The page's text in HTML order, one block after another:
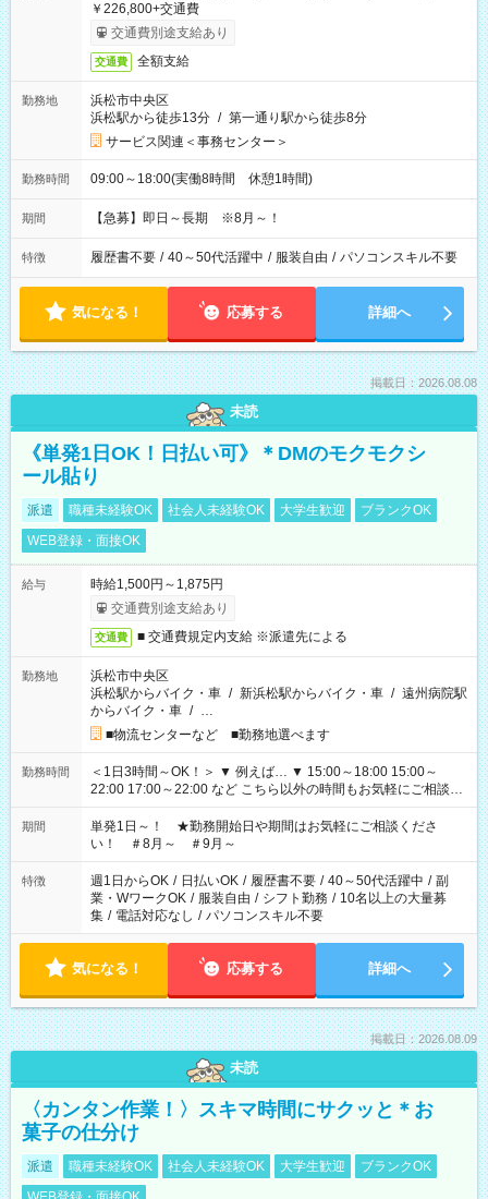
￥226,800+交通費
交通費別途支給あり
交通費 全額支給
勤務地
浜松市中央区
浜松駅から徒歩13分 / 第一通り駅から徒歩8分
サービス関連＜事務センター＞
勤務時間 09:00～18:00(実働8時間 休憩1時間)
期間 【急募】即日～長期 ※8月～！
特徴 履歴書不要 / 40～50代活躍中 / 服装自由 / パソコンスキル不要
気になる！ 応募する 詳細へ
掲載日：2026.08.08
未読
《単発1日OK！日払い可》＊DMのモクモクシ
ール貼り
派遣 職種未経験OK 社会人未経験OK 大学生歓迎
ブランクOK
WEB登録・面接OK
給与
時給1,500円～1,875円
交通費別途支給あり
交通費 ■ 交通費規定内支給 ※派遣先による
勤務地
浜松市中央区
浜松駅からバイク・車 / 新浜松駅からバイク・車 / 遠州病院駅
からバイク・車 / …
■物流センターなど ■勤務地選べます
勤務時間
＜1日3時間～OK！＞ ▼ 例えば… ▼ 15:00～18:00 15:00～
22:00 17:00～22:00 など こちら以外の時間もお気軽にご相談く
ださい！
期間
単発1日～！ ★勤務開始日や期間はお気軽にご相談くださ
い！ ＃8月～ ＃9月～
特徴 週1日からOK / 日払いOK / 履歴書不要 / 40～50代活躍中 / 副
業・WワークOK / 服装自由 / シフト勤務 / 10名以上の大量募
集 / 電話対応なし / パソコンスキル不要
気になる！ 応募する 詳細へ
掲載日：2026.08.09
未読
〈カンタン作業！〉スキマ時間にサクッと＊お
菓子の仕分け
派遣 職種未経験OK 社会人未経験OK 大学生歓迎
ブランクOK